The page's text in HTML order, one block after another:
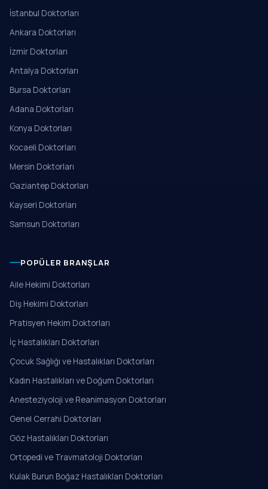
İstanbul Doktorları
Ankara Doktorları
İzmir Doktorları
Antalya Doktorları
Bursa Doktorları
Adana Doktorları
Konya Doktorları
Kocaeli Doktorları
Mersin Doktorları
Gaziantep Doktorları
Kayseri Doktorları
Samsun Doktorları
POPÜLER BRANŞLAR
Aile Hekimi Doktorları
Diş Hekimi Doktorları
Pratisyen Hekim Doktorları
İç Hastalıkları Doktorları
Çocuk Sağlığı ve Hastalıkları Doktorları
Kadın Hastalıkları ve Doğum Doktorları
Anesteziyoloji ve Reanimasyon Doktorları
Genel Cerrahi Doktorları
Göz Hastalıkları Doktorları
Ortopedi ve Travmatoloji Doktorları
Kulak Burun Boğaz Hastalıkları Doktorları